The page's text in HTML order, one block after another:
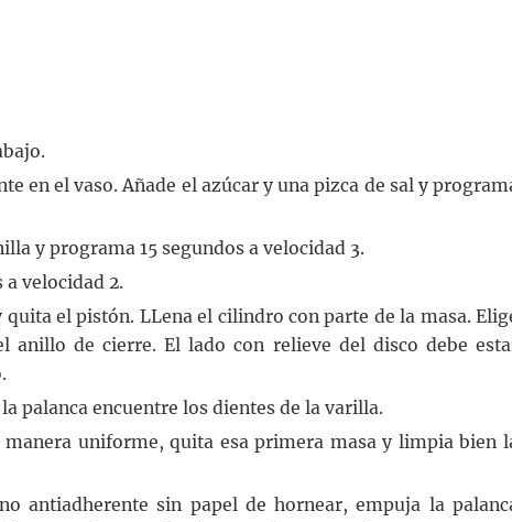
en el vaso. Añade el azúcar y una pizca de sal y
y programa 15 segundos a velocidad 3.
velocidad 2.
el pistón. LLena el cilindro con parte de la masa.
anillo de cierre. El lado con relieve del disco debe
palanca encuentre los dientes de la varilla.
manera uniforme, quita esa primera masa y limpia bien
antiadherente sin papel de hornear, empuja la